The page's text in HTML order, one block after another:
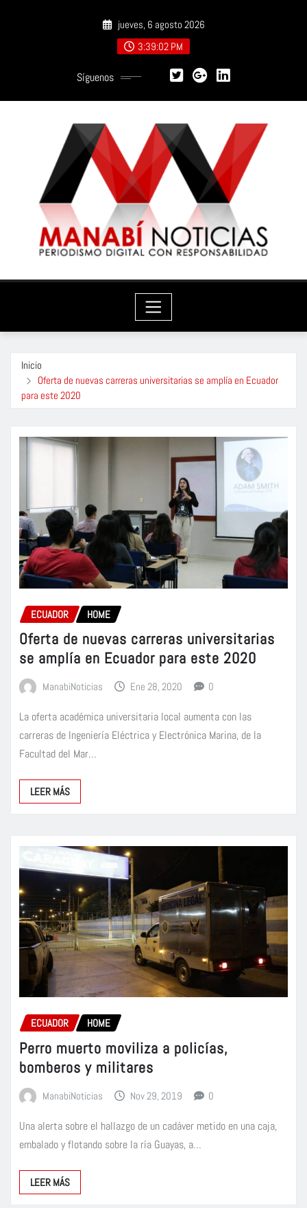
jueves, 6 agosto 2026
3:39:04 PM
Síguenos
Inicio
Oferta de nuevas carreras universitarias se amplía en Ecuador
para este 2020
ECUADOR HOME
Oferta de nuevas carreras universitarias
se amplía en Ecuador para este 2020
ManabiNoticias Ene 28, 2020 0
La oferta académica universitaria local aumenta con las
carreras de Ingeniería Eléctrica y Electrónica Marina, de la
Facultad del Mar…
LEER MÁS
ECUADOR HOME
Perro muerto moviliza a policías,
bomberos y militares
ManabiNoticias Nov 29, 2019 0
Una alerta sobre el hallazgo de un cadáver metido en una caja,
embalado y flotando sobre la ría Guayas, a…
LEER MÁS